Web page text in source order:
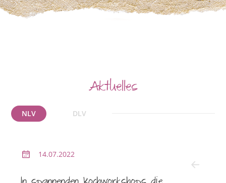
Aktuelles
NLV DLV
14.07.2022